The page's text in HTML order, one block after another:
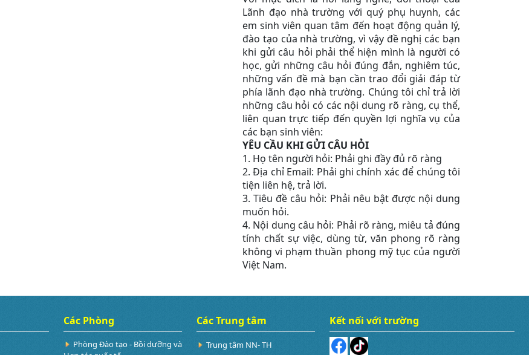
Lãnh đạo nhà trường với quý phụ huynh, các
em sinh viên quan tâm đến hoạt động quản lý,
đào tạo của nhà trường, vì vậy đề nghị các bạn
khi gửi câu hỏi phải thể hiện mình là người có
học, gửi những câu hỏi đúng đắn, nghiêm túc,
những vấn đề mà bạn cần trao đổi giải đáp từ
phía lãnh đạo nhà trường. Chúng tôi chỉ trả lời
những câu hỏi có các nội dung rõ ràng, cụ thể,
liên quan trực tiếp đến quyền lợi nghĩa vụ của
các bạn sinh viên:
YÊU CẦU KHI GỬI CÂU HỎI
1. Họ tên người hỏi: Phải ghi đầy đủ rõ ràng
2. Địa chỉ Email: Phải ghi chính xác để chúng tôi
tiện liên hệ, trả lời.
3. Tiêu đề câu hỏi: Phải nêu bật được nội dung
muốn hỏi.
4. Nội dung câu hỏi: Phải rõ ràng, miêu tả đúng
tính chất sự việc, dùng từ, văn phong rõ ràng
không vi phạm thuần phong mỹ tục của người
Việt Nam.
Các Phòng
Phòng Đào tạo - Bồi dưỡng và
Các Trung tâm
Trung tâm NN- TH
Kết nối với trường